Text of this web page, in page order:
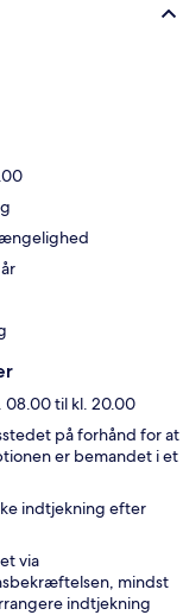
08.00 til kl. 20.00
på forhånd for at
er bemandet i et
indtjekning efter
via
mindst
indtjekning